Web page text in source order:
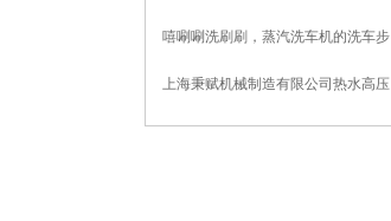
嘻唰唰洗刷刷，蒸汽洗车机的洗车步
上海秉赋机械制造有限公司热水高压